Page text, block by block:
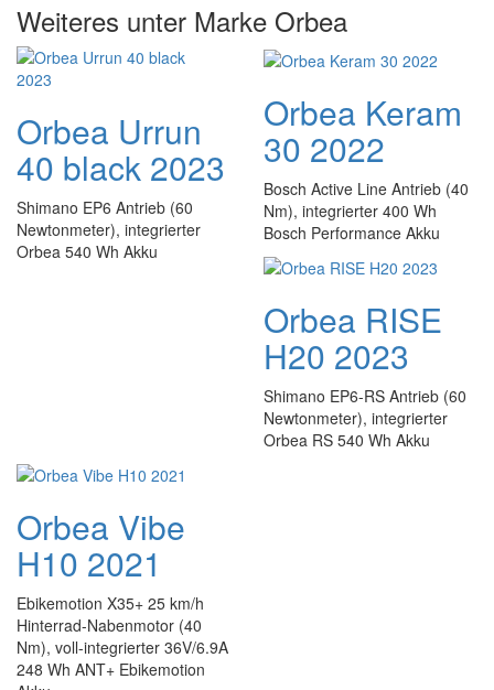
Weiteres unter Marke Orbea
Orbea Urrun
40 black 2023
Shimano EP6 Antrieb (60
Newtonmeter), integrierter
Orbea 540 Wh Akku
Orbea Keram
30 2022
Bosch Active Line Antrieb (40
Nm), integrierter 400 Wh
Bosch Performance Akku
Orbea RISE
H20 2023
Shimano EP6-RS Antrieb (60
Newtonmeter), integrierter
Orbea RS 540 Wh Akku
Orbea Vibe
H10 2021
Ebikemotion X35+ 25 km/h
Hinterrad-Nabenmotor (40
Nm), voll-integrierter 36V/6.9A
248 Wh ANT+ Ebikemotion